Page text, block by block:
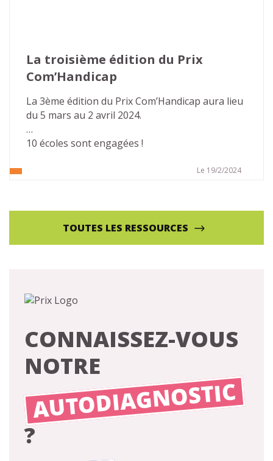
La troisième édition du Prix
Com’Handicap
La 3ème édition du Prix Com’Handicap aura lieu
du 5 mars au 2 avril 2024.
10 écoles sont engagées !
Le 19/2/2024
TOUTES LES RESSOURCES
CONNAISSEZ-VOUS
NOTRE
AUTODIAGNOSTIC
?